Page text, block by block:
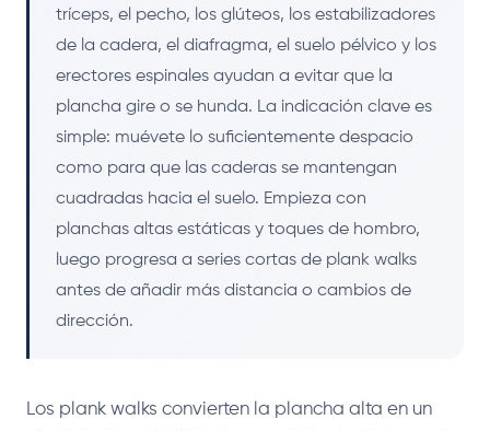
tríceps, el pecho, los glúteos, los estabilizadores
de la cadera, el diafragma, el suelo pélvico y los
erectores espinales ayudan a evitar que la
plancha gire o se hunda. La indicación clave es
simple: muévete lo suficientemente despacio
como para que las caderas se mantengan
cuadradas hacia el suelo. Empieza con
planchas altas estáticas y toques de hombro,
luego progresa a series cortas de plank walks
antes de añadir más distancia o cambios de
dirección.
Los plank walks convierten la plancha alta en un